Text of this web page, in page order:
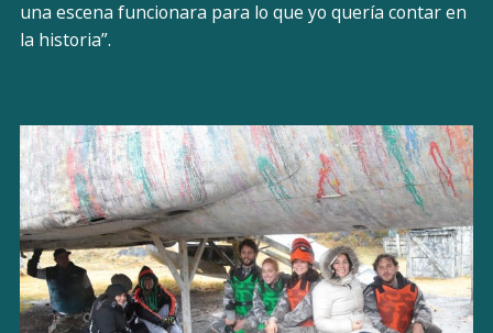
una escena funcionara para lo que yo quería contar en
la historia”.